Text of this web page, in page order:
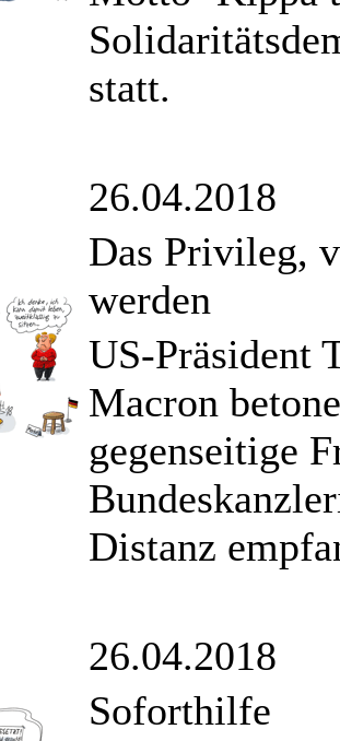
statt.
26.04.2018
Das Privileg,
werden
US-Präsident
Macron
gegenseitige
Distanz
26.04.2018
Soforthilfe